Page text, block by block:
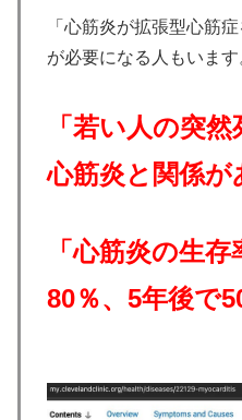
「心筋炎が拡張型心筋
が必要になる人もいます
「若い人の突
心筋炎と関係が
「心筋炎の生
80％、5年後で